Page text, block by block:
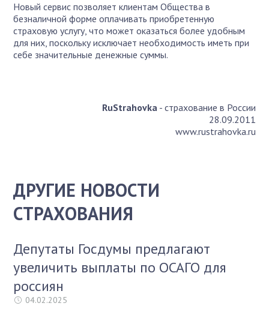
Новый сервис позволяет клиентам Общества в
безналичной форме оплачивать приобретенную
страховую услугу, что может оказаться более удобным
для них, поскольку исключает необходимость иметь при
себе значительные денежные суммы.
RuStrahovka- страхование в России
28.09.2011
www.rustrahovka.ru
ДРУГИЕ НОВОСТИ
СТРАХОВАНИЯ
Депутаты Госдумы предлагают
увеличить выплаты по ОСАГО для
россиян
04.02.2025